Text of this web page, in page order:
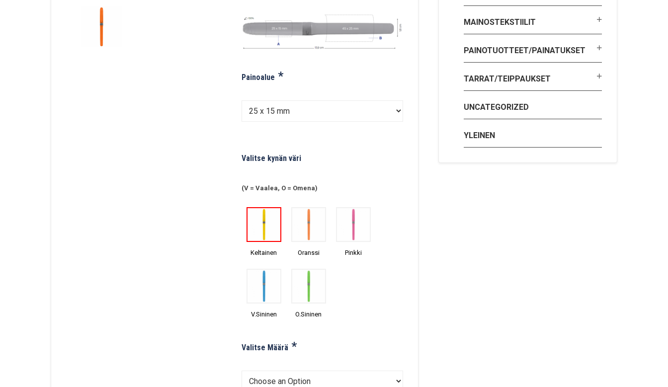
Painoalue *
Valitse kynän väri
(V = Vaalea, O = Omena)
Keltainen Oranssi Pinkki
V.Sininen O.Sininen
Valitse Määrä *
MAINOSTEKSTIILIT
PAINOTUOTTEET/PAINATUKSET
TARRAT/TEIPPAUKSET
UNCATEGORIZED
YLEINEN